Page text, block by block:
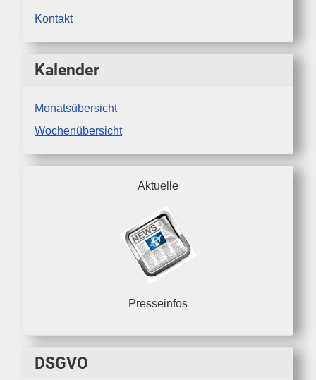
Kontakt
Kalender
Monatsübersicht
Wochenübersicht
Aktuelle
Presseinfos
DSGVO